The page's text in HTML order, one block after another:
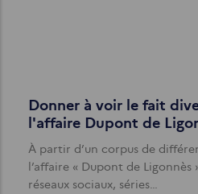
Donner à voir le fait
l'affaire Dupont de
À partir d’un corpus de
l’affaire « Dupont de Ligonnès
réseaux sociaux, séries…